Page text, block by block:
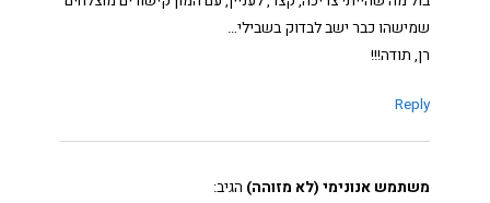
שמישהו כבר ישב לבדוק בשבילי…
רן, תודה!!!
Reply
משתמש אנונימי (לא מזוהה) הגיב: